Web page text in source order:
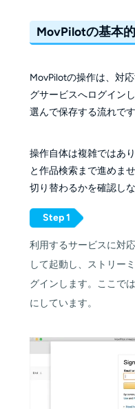
MovPilotの基本
MovPilotの操作は、対
グサービスへログイン
選んで保存する流れです
操作自体は複雑ではあ
と作品検索まで進めま
切り替わるかを確認し
Step 1
利用するサービスに対
して起動し、ストリー
グインします。ここで
にしています。